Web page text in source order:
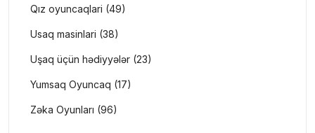
Qız oyuncaqlari (49)
Usaq masinlari (38)
Uşaq üçün hədiyyələr (23)
Yumsaq Oyuncaq (17)
Zəka Oyunları (96)